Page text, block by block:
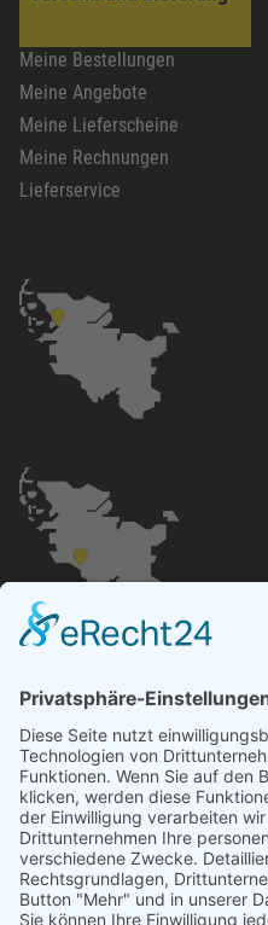
Meine Bestellungen
Meine Angebote
Meine Lieferscheine
Meine Rechnungen
Lieferservice